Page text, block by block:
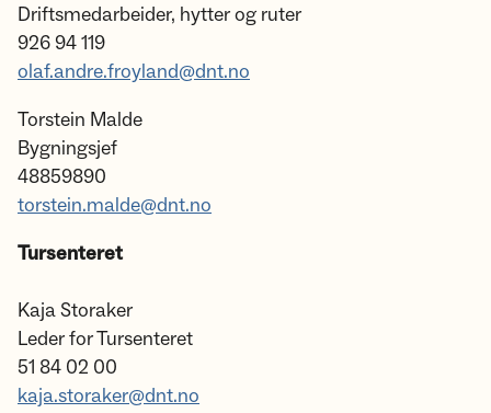
Driftsmedarbeider, hytter og ruter
926 94 119
olaf.andre.froyland@dnt.no
Torstein Malde
Bygningsjef
48859890
torstein.malde@dnt.no
Tursenteret
Kaja Storaker
Leder for Tursenteret
51 84 02 00
kaja.storaker@dnt.no